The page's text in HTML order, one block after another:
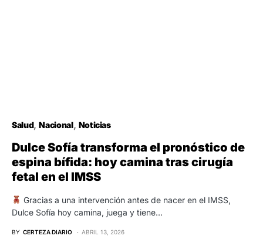
Salud Nacional Noticias
Dulce Sofía transforma el pronóstico de
espina bífida: hoy camina tras cirugía
fetal en el IMSS
Gracias a una intervención antes de nacer en el IMSS,
Dulce Sofía hoy camina, juega y tiene…
BY CERTEZA DIARIO ABRIL 13, 2026